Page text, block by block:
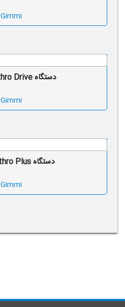
Gimmi
دستگاه Alpha Arthro Drive
Gimmi
دستگاه Alpha Arthro Plus
Gimmi